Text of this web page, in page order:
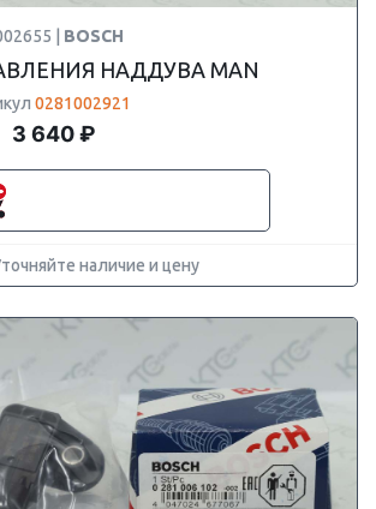
| BOSCH
НАДДУВА MAN
0281002921
3 640 ₽
наличие и цену